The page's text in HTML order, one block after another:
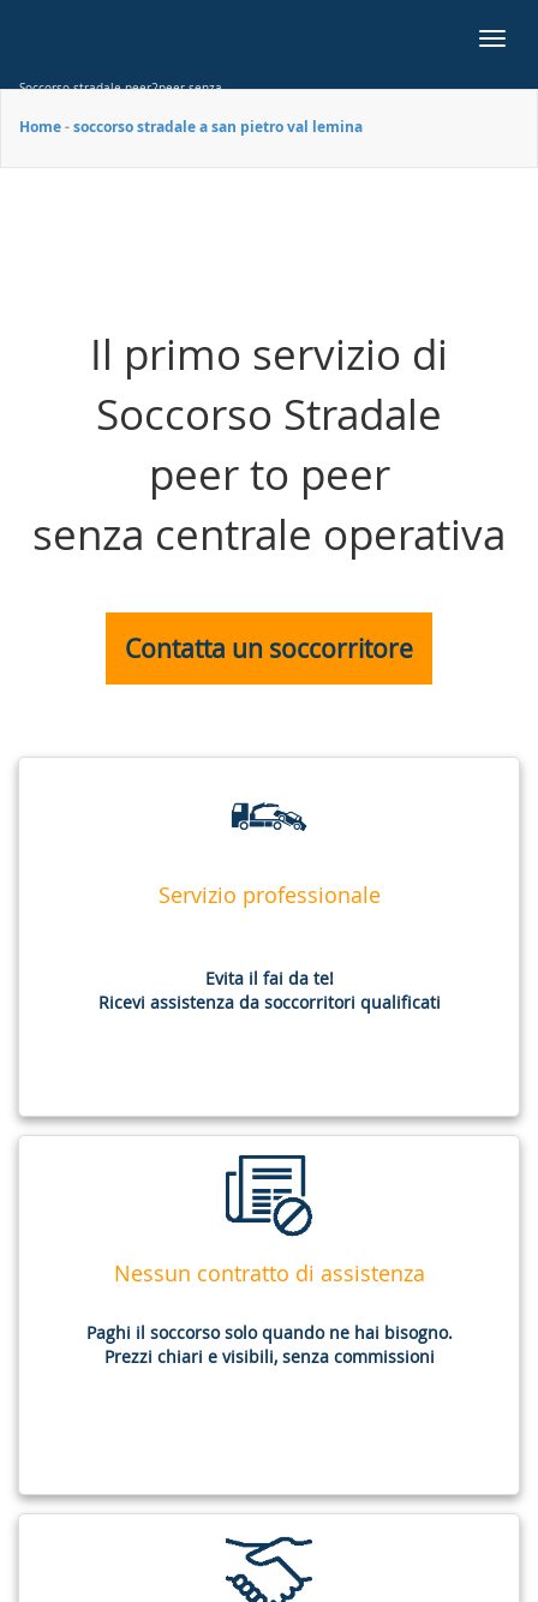
Soccorso stradale peer2peer senza
Home-soccorso stradale a san pietro val lemina
Il primo servizio di
Soccorso Stradale
peer to peer
senza centrale operativa
Contatta un soccorritore
Servizio professionale
Evita il fai da te!
Ricevi assistenza da soccorritori qualificati
Nessun contratto di assistenza
Paghi il soccorso solo quando ne hai bisogno.
Prezzi chiari e visibili, senza commissioni